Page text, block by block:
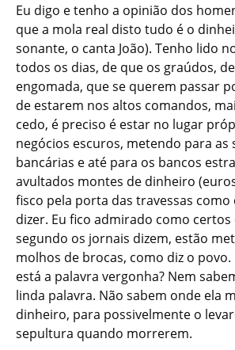
Eu digo e tenho a opinião dos
que a mola real disto tudo é o
sonante, o canta João). Tenho lido
todos os dias, de que os graúdos,
engomada, que se querem passar
de estarem nos altos comandos,
cedo, é preciso é estar no lugar
negócios escuros, metendo para as
bancárias e até para os bancos
avultados montes de dinheiro
fisco pela porta das travessas
dizer. Eu fico admirado como certos
segundo os jornais dizem, estão
molhos de brocas, como diz o
está a palavra vergonha? Nem
linda palavra. Não sabem onde ela
dinheiro, para possivelmente o
sepultura quando morrerem.